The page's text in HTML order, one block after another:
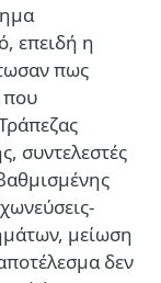
επειδή η
πως
που
συντελεστές
μείωση
δεν